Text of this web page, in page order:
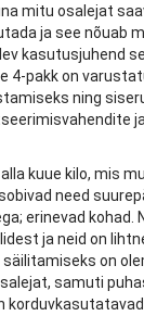
mitu osalejat
ja see nõuab
kasutusjuhend
4-pakk on
ning
kuue kilo, mis
need
erinevad kohad.
ja neid on
säilitamiseks on
samuti